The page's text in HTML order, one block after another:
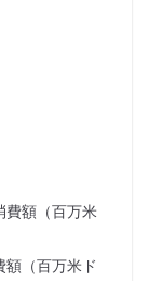
費額（百万米
額（百万米ド